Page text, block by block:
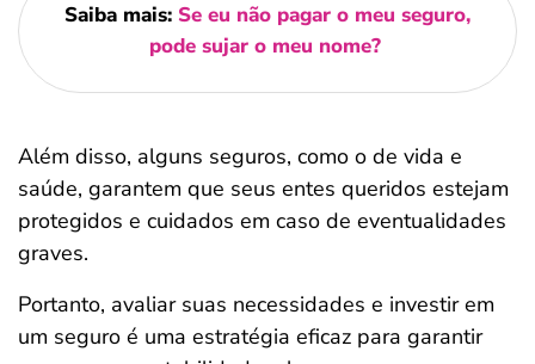
Saiba mais: Se eu não pagar o meu seguro,
pode sujar o meu nome?
Além disso, alguns seguros, como o de vida e
saúde, garantem que seus entes queridos estejam
protegidos e cuidados em caso de eventualidades
graves.
Portanto, avaliar suas necessidades e investir em
um seguro é uma estratégia eficaz para garantir